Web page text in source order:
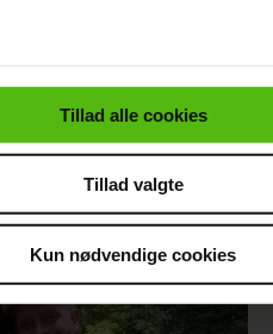
.
Tillad alle cookies
Tillad valgte
Kun nødvendige cookies
ramt af